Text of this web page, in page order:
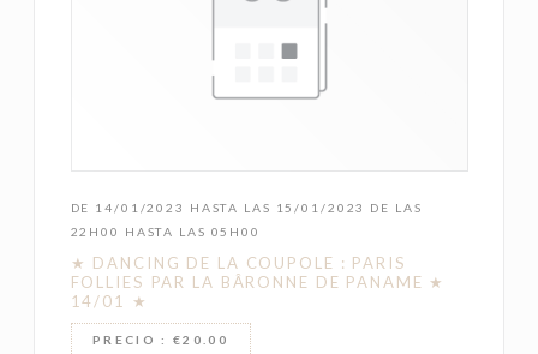
DE 14/01/2023 HASTA LAS 15/01/2023 DE LAS
22H00 HASTA LAS 05H00
★ DANCING DE LA COUPOLE : PARIS
FOLLIES PAR LA BÂRONNE DE PANAME ★
14/01 ★
PRECIO : €20.00